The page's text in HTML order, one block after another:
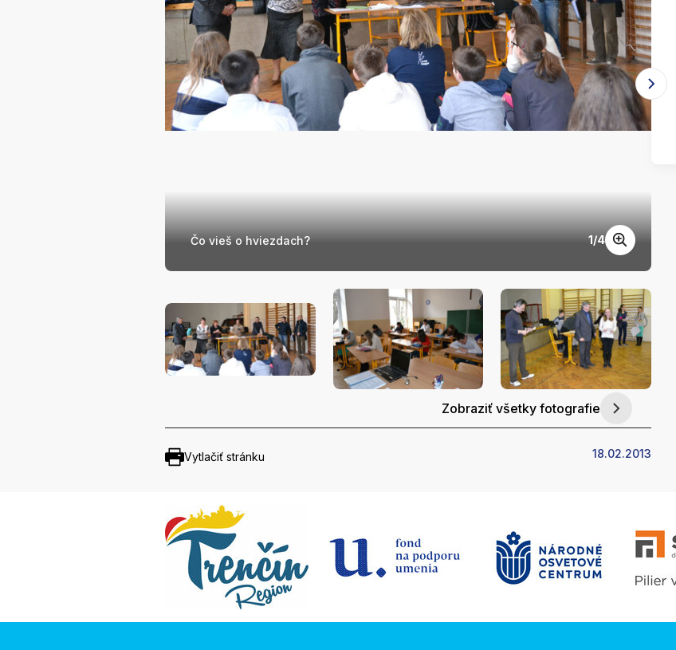
Čo vieš o hviezdach? 1/4
Zobraziť všetky fotografie
Vytlačiť stránku 18.02.2013